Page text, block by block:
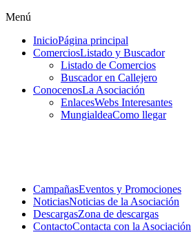
Menú
InicioPágina principal
ComerciosListado y Buscador
Listado de Comercios
Buscador en Callejero
ConocenosLa Asociación
EnlacesWebs Interesantes
MungialdeaComo llegar
CampañasEventos y Promociones
NoticiasNoticias de la Asociación
DescargasZona de descargas
ContactoContacta con la Asociación